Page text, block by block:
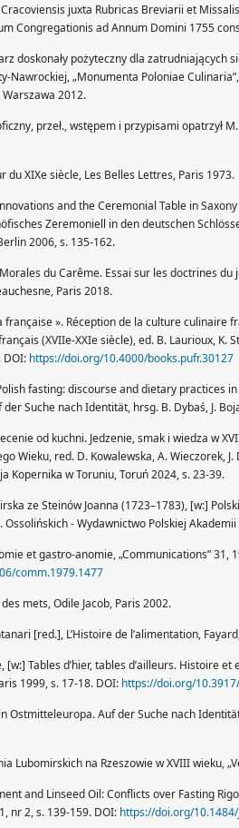
juxta Rubricas Breviarii et
Congregationis ad Annum Domini 1755
doskonały pożyteczny dla zatrudniających
Nawrockiej, „Monumenta Poloniae
2012.
przeł., wstępem i przypisami opatrzył
du XIXe siècle, Les Belles Lettres, Paris 1973.
and the Ceremonial Table in
Zeremoniell in den deutschen
2006, s. 135-162.
du Carême. Essai sur les doctrines
Paris 2018.
française ». Réception de la culture culinaire
(XVIIe-XXIe siècle), ed. B. Laurioux, K.
DOI: https://doi.org/10.4000/books.pufr.30127
fasting: discourse and dietary practices
Suche nach Identität, hrsg. B. Dybaś, J.
od kuchni. Jedzenie, smak i wiedza w
Wieku, red. D. Kowalewska, A. Wieczorek,
Kopernika w Toruniu, Toruń 2024, s. 23-39.
ze Steinów Joanna (1723–1783), [w:]
Ossolińskich - Wydawnictwo Polskiej
et gastro-anomie, „Communications” 31,
comm.1979.1477
des mets, Odile Jacob, Paris 2002.
[red.], L’Histoire de l’alimentation,
[w:] Tables d’hier, tables d’ailleurs. Histoire
1999, s. 17-18. DOI: https://doi.org/
Ostmitteleuropa. Auf der Suche nach
Lubomirskich na Rzeszowie w XVIII wieku,
and Linseed Oil: Conflicts over Fasting
nr 2, s. 139-159. DOI: https://doi.org/10.1484/